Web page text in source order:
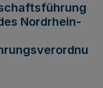
Nordrhein-